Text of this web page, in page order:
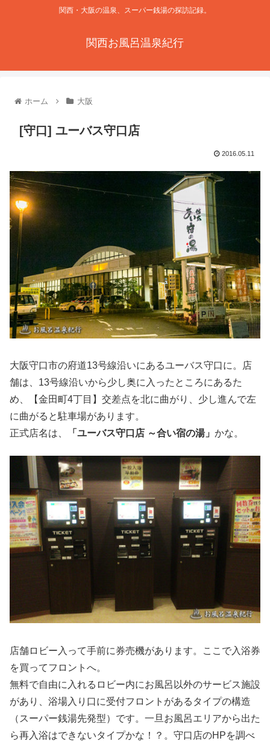
関西・大阪の温泉、スーパー銭湯の探訪記録。
関西お風呂温泉紀行
ホーム 大阪
[守口] ユーバス守口店
2016.05.11
大阪守口市の府道13号線沿いにあるユーバス守口に。店
舗は、13号線沿いから少し奥に入ったところにあるた
め、【金田町4丁目】交差点を北に曲がり、少し進んで左
に曲がると駐車場があります。
正式店名は、
「ユーバス守口店 ～合い宿の湯」 かな。
店舗ロビー入って手前に券売機があります。ここで入浴券
を買ってフロントへ。
無料で自由に入れるロビー内にお風呂以外のサービス施設
があり、浴場入り口に受付フロントがあるタイプの構造
（スーパー銭湯先発型）です。一旦お風呂エリアから出た
ら再入浴はできないタイプかな！？。守口店のHPを調べ